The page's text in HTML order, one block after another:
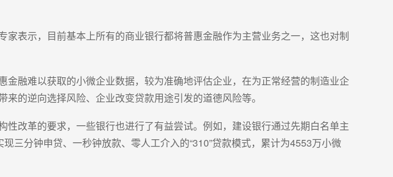
表示，目前基本上所有的商业银行都将普惠金融作为主营业务之一，这也对制
融难以获取的小微企业数据，较为准确地评估企业，在为正常经营的制造业企
的逆向选择风险、企业改变贷款用途引发的道德风险等。
改革的要求，一些银行也进行了有益尝试。例如，建设银行通过先期白名单主
三分钟申贷、一秒钟放款、零人工介入的“310”贷款模式，累计为4553万小微